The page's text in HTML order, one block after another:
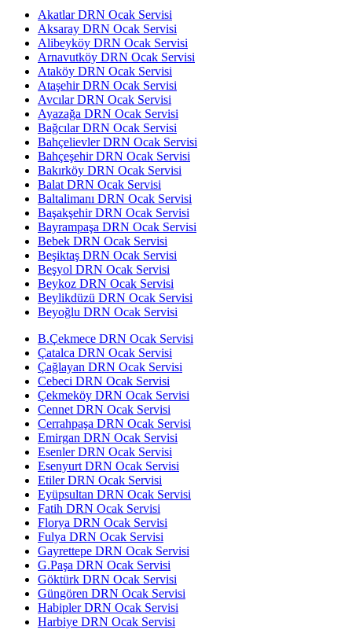
Akatlar DRN Ocak Servisi
Aksaray DRN Ocak Servisi
Alibeyköy DRN Ocak Servisi
Arnavutköy DRN Ocak Servisi
Ataköy DRN Ocak Servisi
Ataşehir DRN Ocak Servisi
Avcılar DRN Ocak Servisi
Ayazağa DRN Ocak Servisi
Bağcılar DRN Ocak Servisi
Bahçelievler DRN Ocak Servisi
Bahçeşehir DRN Ocak Servisi
Bakırköy DRN Ocak Servisi
Balat DRN Ocak Servisi
Baltalimanı DRN Ocak Servisi
Başakşehir DRN Ocak Servisi
Bayrampaşa DRN Ocak Servisi
Bebek DRN Ocak Servisi
Beşiktaş DRN Ocak Servisi
Beşyol DRN Ocak Servisi
Beykoz DRN Ocak Servisi
Beylikdüzü DRN Ocak Servisi
Beyoğlu DRN Ocak Servisi
B.Çekmece DRN Ocak Servisi
Çatalca DRN Ocak Servisi
Çağlayan DRN Ocak Servisi
Cebeci DRN Ocak Servisi
Çekmeköy DRN Ocak Servisi
Cennet DRN Ocak Servisi
Cerrahpaşa DRN Ocak Servisi
Emirgan DRN Ocak Servisi
Esenler DRN Ocak Servisi
Esenyurt DRN Ocak Servisi
Etiler DRN Ocak Servisi
Eyüpsultan DRN Ocak Servisi
Fatih DRN Ocak Servisi
Florya DRN Ocak Servisi
Fulya DRN Ocak Servisi
Gayrettepe DRN Ocak Servisi
G.Paşa DRN Ocak Servisi
Göktürk DRN Ocak Servisi
Güngören DRN Ocak Servisi
Habipler DRN Ocak Servisi
Harbiye DRN Ocak Servisi